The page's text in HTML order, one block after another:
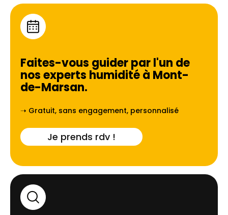
Faites-vous guider par l'un de
nos experts humidité à Mont-
de-Marsan.
➝ Gratuit, sans engagement, personnalisé
Je prends rdv !